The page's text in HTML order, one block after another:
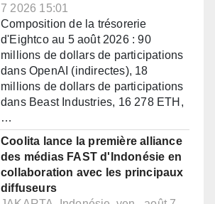
7 2026 15:01
Composition de la trésorerie
d'Eightco au 5 août 2026 : 90
millions de dollars de participations
dans OpenAI (indirectes), 18
millions de dollars de participations
dans Beast Industries, 16 278 ETH,
…
Coolita lance la première alliance
des médias FAST d'Indonésie en
collaboration avec les principaux
diffuseurs